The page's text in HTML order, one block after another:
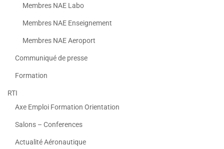
Membres NAE Labo
Membres NAE Enseignement
Membres NAE Aeroport
Communiqué de presse
Formation
RTI
Axe Emploi Formation Orientation
Salons – Conferences
Actualité Aéronautique